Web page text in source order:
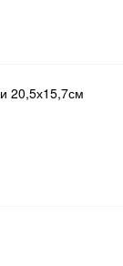
20,5х15,7см